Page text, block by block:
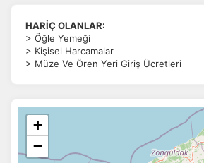
HARİÇ OLANLAR:
> Öğle Yemeği
> Kişisel Harcamalar
> Müze Ve Ören Yeri Giriş Ücretleri
+
−